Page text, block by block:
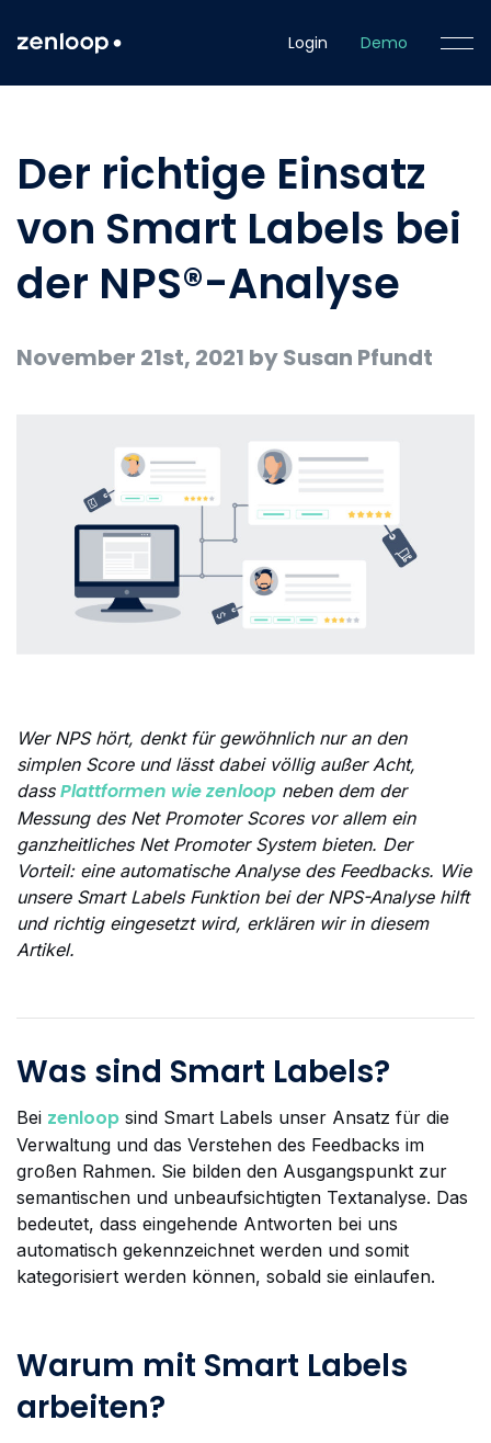
Login Demo
Der richtige Einsatz
von Smart Labels bei
der NPS®-Analyse
November 21st, 2021 by Susan Pfundt
Wer NPS hört, denkt für gewöhnlich nur an den
simplen Score und lässt dabei völlig außer Acht,
dass Plattformen wie zenloop neben dem der
Messung des Net Promoter Scores vor allem ein
ganzheitliches Net Promoter System bieten. Der
Vorteil: eine automatische Analyse des Feedbacks. Wie
unsere Smart Labels Funktion bei der NPS-Analyse hilft
und richtig eingesetzt wird, erklären wir in diesem
Artikel.
Was sind Smart Labels?
Bei zenloop sind Smart Labels unser Ansatz für die
Verwaltung und das Verstehen des Feedbacks im
großen Rahmen. Sie bilden den Ausgangspunkt zur
semantischen und unbeaufsichtigten Textanalyse. Das
bedeutet, dass eingehende Antworten bei uns
automatisch gekennzeichnet werden und somit
kategorisiert werden können, sobald sie einlaufen.
Warum mit Smart Labels
arbeiten?